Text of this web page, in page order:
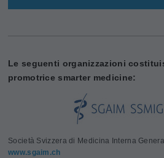
Le seguenti organizzazioni
promotrice smarter medicine:
Società Svizzera di Medicina Interna
www.sgaim.ch